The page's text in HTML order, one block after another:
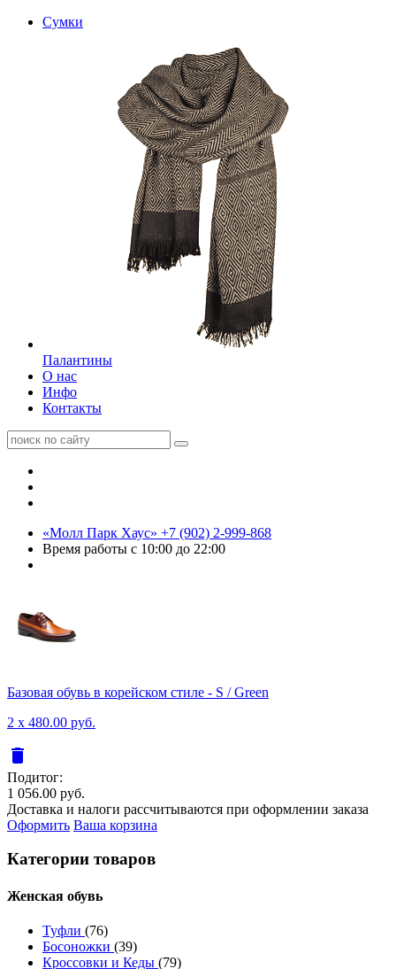
Сумки
Палантины
О нас
Инфо
Контакты
«Молл Парк Хаус» +7 (902) 2-999-868
Время работы с 10:00 до 22:00
Базовая обувь в корейском стиле - S / Green
2 x 480.00 руб.
delete
Подитог:
1 056.00 руб.
Доставка и налоги рассчитываются при оформлении заказа
Оформить Ваша корзина
Категории товаров
Женcкая обувь
Туфли (76)
Босоножки (39)
Кроссовки и Кеды (79)